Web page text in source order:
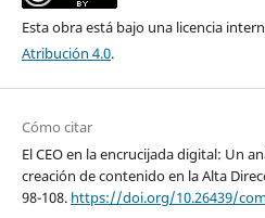
Esta obra está bajo una licencia
Atribución 4.0.
Cómo citar
El CEO en la encrucijada digital: Un
creación de contenido en la Alta
98-108. https://doi.org/10.26439/